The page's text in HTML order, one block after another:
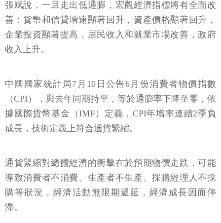
張斌說，一旦走出低通膨，宏觀經濟指標將有全面改
善：貨幣和信貸增速顯著回升，資產價格顯著回升，
企業投資顯著提高，居民收入和就業市場改善，政府
中國國家統計局7月10日公告6月份消費者物價指數
（CPI），與去年同期持平，等於通膨率下降至零，依
據國際貨幣基金（IMF）定義，CPI年增率連續2季負
通貨緊縮對總體經濟的衝擊在於預期物價走跌，可能
導致消費者不消費、生產者不生產、採購經理人不採
購等狀況，經濟活動無限期遞延，經濟成長因而停